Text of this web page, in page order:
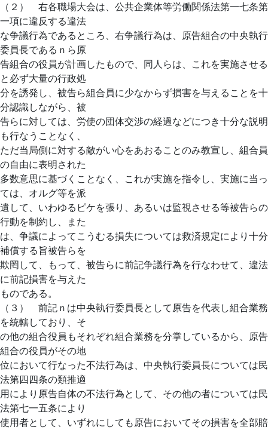
（２） 右各職場大会は、公共企業体等労働関係法第一七条第
一項に違反する違法
な争議行為であるところ、右争議行為は、原告組合の中央執行
委員長であるｎら原
告組合の役員が計画したもので、同人らは、これを実施させる
と必ず大量の行政処
分を誘発し、被告ら組合員に少なからず損害を与えることを十
分認識しながら、被
告らに対しては、労使の団体交渉の経過などにつき十分な説明
も行なうことなく、
ただ当局側に対する敵がい心をあおることのみ教宣し、組合員
の自由に表明された
多数意思に基づくことなく、これが実施を指令し、実施に当っ
ては、オルグ等を派
遺して、いわゆるピケを張り、あるいは監視させる等被告らの
行動を制約し、また
は、争議によってこうむる損失については救済規定により十分
補償する旨被告らを
欺罔して、もって、被告らに前記争議行為を行なわせて、違法
に前記損害を与えた
ものである。
（３） 前記ｎは中央執行委員長として原告を代表し組合業務
を統轄しており、そ
の他の組合役員もそれぞれ組合業務を分掌しているから、原告
組合の役員がその地
位において行なった不法行為は、中央執行委員長については民
法第四四条の類推適
用により原告自体の不法行為として、その他の者については民
法第七一五条により
使用者として、いずれにしても原告においてその損害を全部賠